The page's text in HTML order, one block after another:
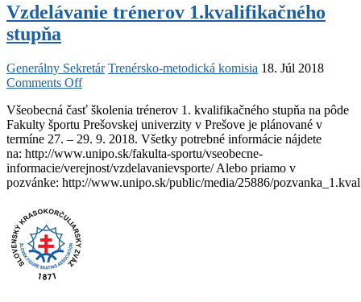
Vzdelávanie trénerov 1.kvalifikačného
stupňa
Generálny Sekretár Trenérsko-metodická komisia 18. Júl 2018
Comments Offon
trénerov
1.kvalifikačného
stupňa
Všeobecná časť školenia trénerov 1. kvalifikačného stupňa na pôde
Fakulty športu Prešovskej univerzity v Prešove je plánované v
termíne 27. – 29. 9. 2018. Všetky potrebné informácie nájdete
na: http://www.unipo.sk/fakulta-sportu/vseobecne-
informacie/verejnost/vzdelavanievsporte/ Alebo priamo v
pozvánke: http://www.unipo.sk/public/media/25886/